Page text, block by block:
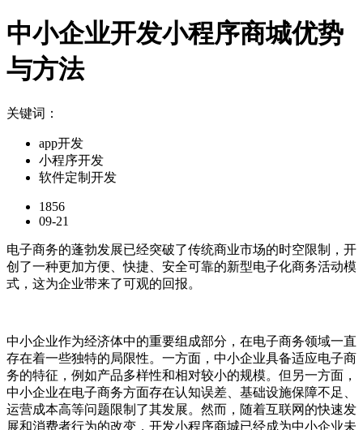
中小企业开发小程序商城优势
与方法
关键词：
app开发
小程序开发
软件定制开发
1856
09-21
电子商务的蓬勃发展已经突破了传统商业市场的时空限制，开
创了一种更加方便、快捷、安全可靠的新型电子化商务活动模
式，这为企业带来了可观的回报。
中小企业作为经济体中的重要组成部分，在电子商务领域一直
存在着一些独特的局限性。一方面，中小企业具备适应电子商
务的特征，例如产品多样性和相对较小的规模。但另一方面，
中小企业在电子商务方面存在认知误差、基础设施保障不足、
运营成本高等问题限制了其发展。然而，随着互联网的快速发
展和消费者行为的改变，开发小程序商城已经成为中小企业未